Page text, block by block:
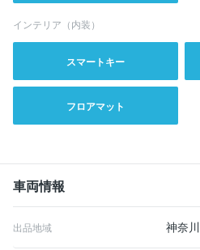
インテリア（内装）
スマートキー
フロアマット
車両情報
出品地域 神奈